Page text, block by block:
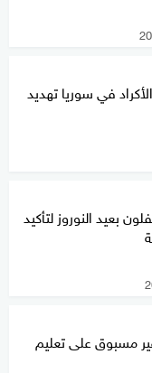
في سوريا تهديد
بعيد النوروز لتأكيد
مسبوق على تعليم